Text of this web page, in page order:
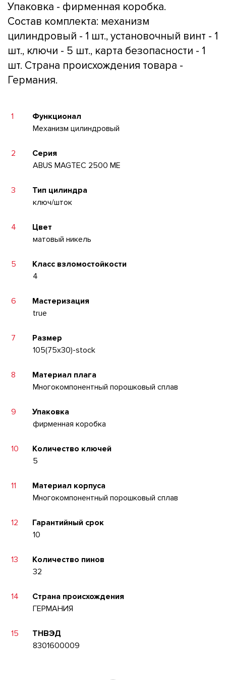
Упаковка - фирменная коробка.
Состав комплекта: механизм
цилиндровый - 1 шт., установочный винт - 1
шт., ключи - 5 шт., карта безопасности - 1
шт. Страна происхождения товара -
Германия.
1
Функционал
Механизм цилиндровый
2
Серия
ABUS MAGTEC 2500 ME
3
Тип цилиндра
ключ/шток
4
Цвет
матовый никель
5
Класс взломостойкости
4
6
Мастеризация
true
7
Размер
105(75x30)-stock
8
Материал плага
Многокомпонентный порошковый сплав
9
Упаковка
фирменная коробка
10
Количество ключей
5
11
Материал корпуса
Многокомпонентный порошковый сплав
12
Гарантийный срок
10
13
Количество пинов
32
14
Страна происхождения
ГЕРМАНИЯ
15
ТНВЭД
8301600009